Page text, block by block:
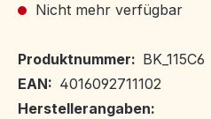
Nicht mehr verfügbar
Produktnummer: BK_115C6
EAN: 4016092711102
Herstellerangaben: